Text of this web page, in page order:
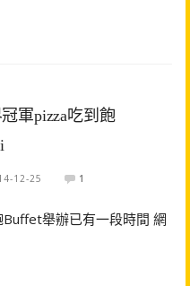
軍pizza吃到飽
12-25 1
舉辦已有一段時間 網